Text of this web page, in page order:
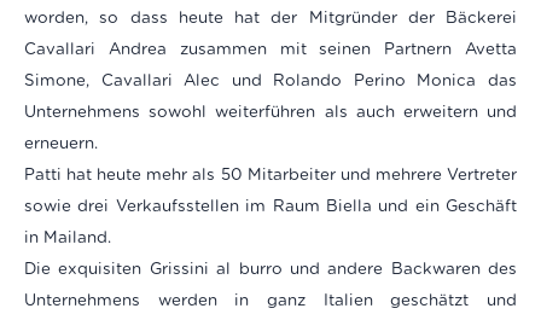
worden, so dass heute hat der Mitgründer der Bäckerei
Cavallari Andrea zusammen mit seinen Partnern Avetta
Simone, Cavallari Alec und Rolando Perino Monica das
Unternehmens sowohl weiterführen als auch erweitern und
erneuern.
Patti hat heute mehr als 50 Mitarbeiter und mehrere Vertreter
sowie drei Verkaufsstellen im Raum Biella und ein Geschäft
in Mailand.
Die exquisiten Grissini al burro und andere Backwaren des
Unternehmens werden in ganz Italien geschätzt und